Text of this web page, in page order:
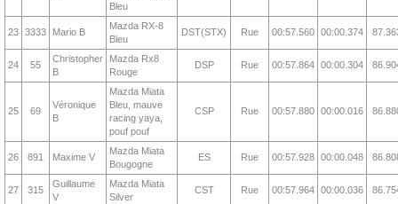
Bleu
23 3333 Mario B
Mazda RX-8
Bleu
DST(STX) Rue 00:57.560 00:00.374
24 55
Christopher
B
Mazda Rx8
Rouge
DSP Rue 00:57.864 00:00.304
25 69
Véronique
B
Mazda Miata
Bleu, mauve
racing yaya,
pouf pouf
CSP Rue 00:57.880 00:00.016
26 891 Maxime V
Mazda Miata
Bougogne
ES Rue 00:57.928 00:00.048
27 315
Guillaume
V
Mazda Miata
Silver
CST Rue 00:57.964 00:00.036